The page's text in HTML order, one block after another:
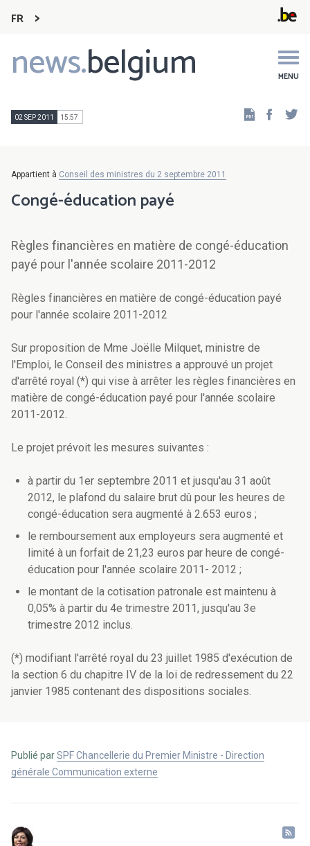
FR
news.belgium MENU
Main
navigation
02 SEP 2011 15:57
Appartient à Conseil des ministres du 2 septembre 2011
Congé-éducation payé
Règles financières en matière de congé-éducation
payé pour l'année scolaire 2011-2012
Règles financières en matière de congé-éducation payé
pour l'année scolaire 2011-2012
Sur proposition de Mme Joëlle Milquet, ministre de
l'Emploi, le Conseil des ministres a approuvé un projet
d'arrêté royal (*) qui vise à arrêter les règles financières en
matière de congé-éducation payé pour l'année scolaire
2011-2012.
Le projet prévoit les mesures suivantes :
à partir du 1er septembre 2011 et jusqu'au 31 août
2012, le plafond du salaire brut dû pour les heures de
congé-éducation sera augmenté à 2.653 euros ;
le remboursement aux employeurs sera augmenté et
limité à un forfait de 21,23 euros par heure de congé-
éducation pour l'année scolaire 2011- 2012 ;
le montant de la cotisation patronale est maintenu à
0,05% à partir du 4e trimestre 2011, jusqu'au 3e
trimestre 2012 inclus.
(*) modifiant l'arrêté royal du 23 juillet 1985 d'exécution de
la section 6 du chapitre IV de la loi de redressement du 22
janvier 1985 contenant des dispositions sociales.
Publié parSPF Chancellerie du Premier Ministre - Direction
générale Communication externe